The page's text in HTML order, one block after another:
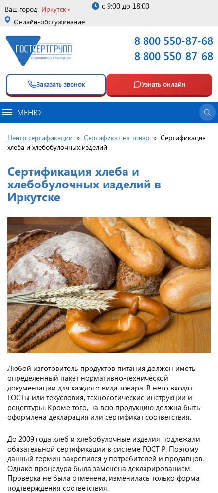
Ваш город: Иркутск
Онлайн-обслуживание
с 9:00 до 18:00
8 800 550-87-68
8 800 550-87-68
Заказать звонок Узнать онлайн
МЕНЮ
Центр сертификации » Сертификат на товар » Сертификация
хлеба и хлебобулочных изделий
Сертификация хлеба и
хлебобулочных изделий в
Иркутске
Любой изготовитель продуктов питания должен иметь
определенный пакет нормативно-технической
документации для каждого вида товара. В него входят
ГОСТы или техусловия, технологические инструкции и
рецептуры. Кроме того, на всю продукцию должна быть
оформлена декларация или сертификат соответствия.
До 2009 года хлеб и хлебобулочные изделия подлежали
обязательной сертификации в системе ГОСТ Р. Поэтому
данный термин закрепился у потребителей и продавцов.
Однако процедура была заменена декларированием.
Проверка не была отменена, изменилась только форма
подтверждения соответствия.